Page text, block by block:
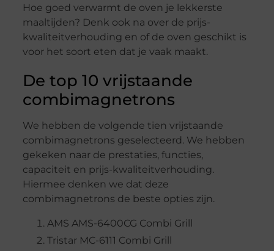
Hoe goed verwarmt de oven je lekkerste
maaltijden? Denk ook na over de prijs-
kwaliteitverhouding en of de oven geschikt is
voor het soort eten dat je vaak maakt.
De top 10 vrijstaande
combimagnetrons
We hebben de volgende tien vrijstaande
combimagnetrons geselecteerd. We hebben
gekeken naar de prestaties, functies,
capaciteit en prijs-kwaliteitverhouding.
Hiermee denken we dat deze
combimagnetrons de beste opties zijn.
AMS AMS-6400CG Combi Grill
Tristar MC-6111 Combi Grill